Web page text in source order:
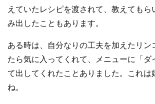
えていたレシピを渡されて、教えてもら
み出したこともあります。
ある時は、自分なりの工夫を加えたリン
たら気に入ってくれて、メニューに「ダ
て出してくれたことありました。これは
ね。